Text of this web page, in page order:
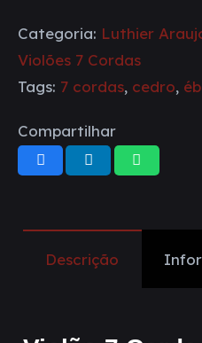
Categoria: Luthier
Violões 7 Cordas
Tags: 7 cordas, cedro,
Compartilhar
Descrição